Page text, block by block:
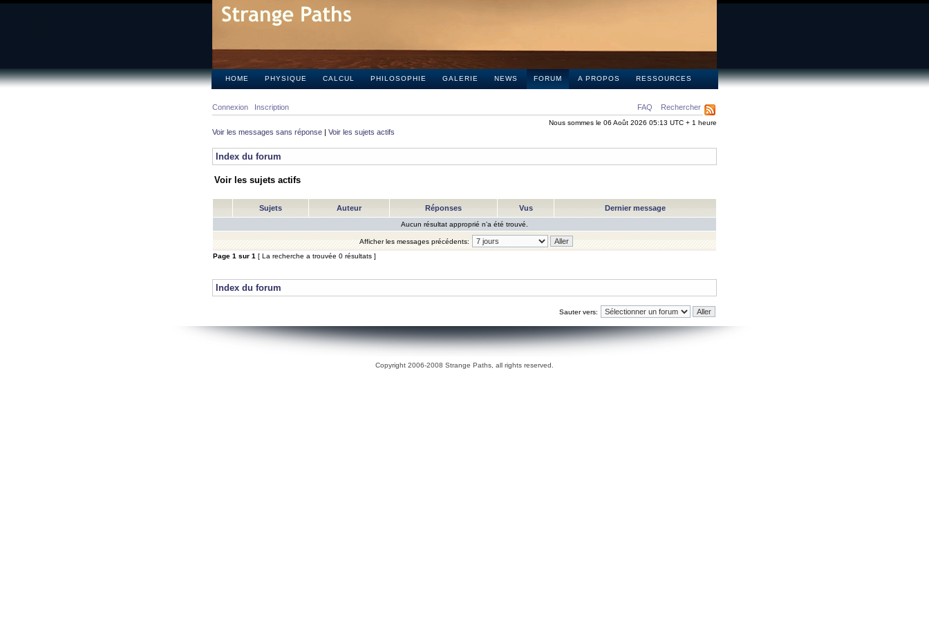
HOME PHYSIQUE CALCUL PHILOSOPHIE GALERIE NEWS FORUM A PROPOS RESSOURCES
FAQ Rechercher
Connexion Inscription
Nous sommes le 06 Août 2026 05:13 UTC + 1 heure
Voir les messages sans réponse | Voir les sujets actifs
Index du forum
Voir les sujets actifs
Sujets Auteur Réponses Vus Dernier message
Aucun résultat approprié n’a été trouvé.
Afficher les messages précédents:
Page 1 sur 1 [ La recherche a trouvée 0 résultats ]
Index du forum
Sauter vers:
Copyright 2006-2008 Strange Paths, all rights reserved.